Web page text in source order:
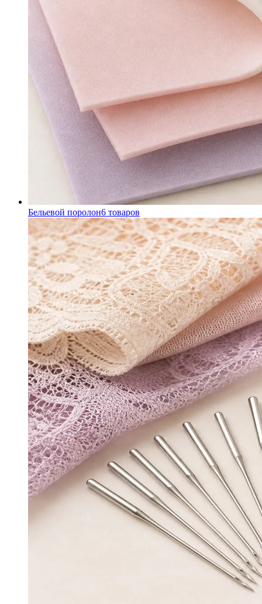
Бельевой поролон6 товаров